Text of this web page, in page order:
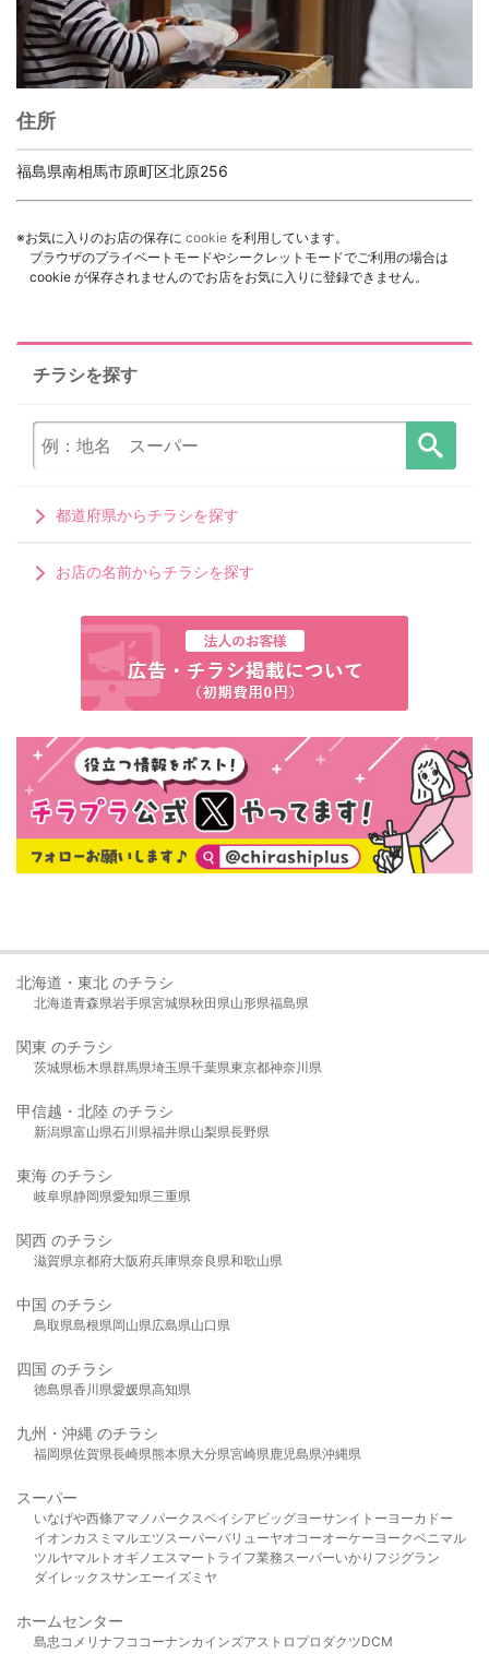
住所
福島県南相馬市原町区北原256
※お気に入りのお店の保存に cookie を利用しています。
ブラウザのプライベートモードやシークレットモードでご利用の場合は
cookie が保存されませんのでお店をお気に入りに登録できません。
チラシを探す
都道府県からチラシを探す
お店の名前からチラシを探す
北海道・東北 のチラシ
北海道青森県岩手県宮城県秋田県山形県福島県
関東 のチラシ
茨城県栃木県群馬県埼玉県千葉県東京都神奈川県
甲信越・北陸 のチラシ
新潟県富山県石川県福井県山梨県長野県
東海 のチラシ
岐阜県静岡県愛知県三重県
関西 のチラシ
滋賀県京都府大阪府兵庫県奈良県和歌山県
中国 のチラシ
鳥取県島根県岡山県広島県山口県
四国 のチラシ
徳島県香川県愛媛県高知県
九州・沖縄 のチラシ
福岡県佐賀県長崎県熊本県大分県宮崎県鹿児島県沖縄県
スーパー
いなげや西條アマノパークスベイシア ビッグヨーサンイトーヨーカドー
イオンカスミ マルエツスーパーバリューヤオコーオーケー ヨークベニマル
ツルヤマルト オギノ エスマート ライフ業務スーパーいかり フジグラン
ダイレックスサンエーイズミヤ
ホームセンター
島忠 コメリ ナフコ コーナンカインズアストロプロダクツDCM